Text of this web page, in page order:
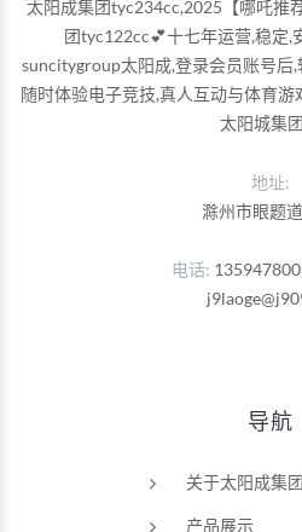
太阳成集团tyc234cc,2025【哪吒推
团tyc122cc💕十七年运营,稳定,
suncitygroup太阳成,登录会员账号后
随时体验电子竞技,真人互动与体育
太阳城集团
地址:
滁州市眼题
电话
导航
关于太阳成集
产品展示